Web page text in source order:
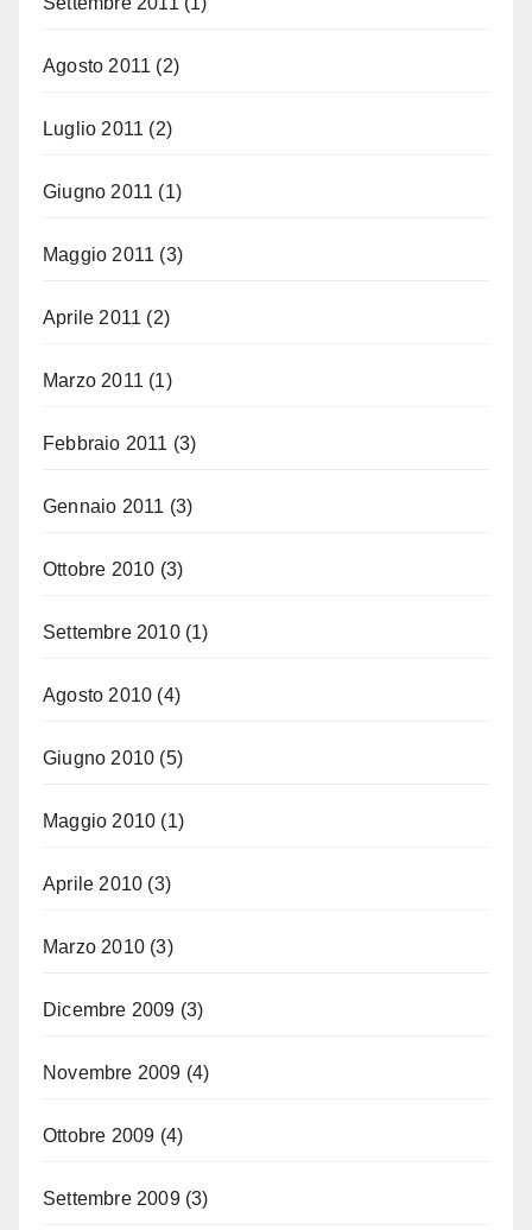
Agosto 2011 (2)
Luglio 2011 (2)
Giugno 2011 (1)
Maggio 2011 (3)
Aprile 2011 (2)
Marzo 2011 (1)
Febbraio 2011 (3)
Gennaio 2011 (3)
Ottobre 2010 (3)
Settembre 2010(1)
Agosto 2010 (4)
Giugno 2010 (5)
Maggio 2010 (1)
Aprile 2010 (3)
Marzo 2010 (3)
Dicembre 2009 (3)
Novembre 2009 (4)
Ottobre 2009 (4)
Settembre 2009(3)